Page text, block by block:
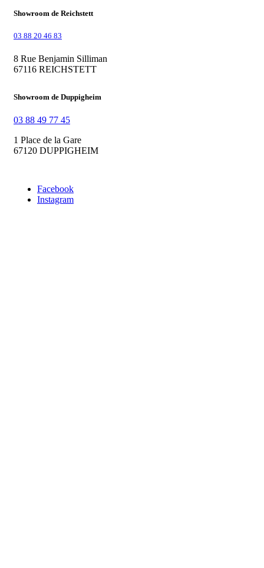
Showroom de Reichstett
03 88 20 46 83
8 Rue Benjamin Silliman
67116 REICHSTETT
Showroom de Duppigheim
03 88 49 77 45
1 Place de la Gare
67120 DUPPIGHEIM
Facebook
Instagram